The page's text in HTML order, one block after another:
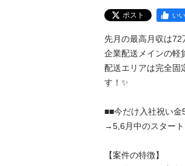
ポスト い
先月の最高月収は72
企業配送メインの軽
配送エリアは完全固
す！✨
■■今だけ入社祝い
→5,6月中のスター
【案件の特徴】